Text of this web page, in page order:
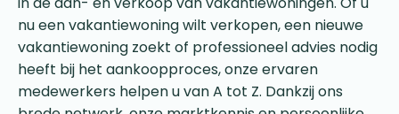
nu een vakantiewoning wilt verkopen, een nieuwe
vakantiewoning zoekt of professioneel advies nodig
heeft bij het aankoopproces, onze ervaren
medewerkers helpen u van A tot Z. Dankzij ons